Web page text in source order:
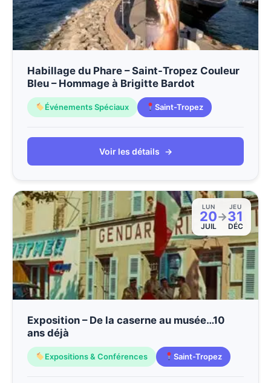
Habillage du Phare – Saint-Tropez Couleur
Bleu – Hommage à Brigitte Bardot
Événements Spéciaux Saint-Tropez
Voir les détails →
LUN
20
JUIL
→
JEU
31
DÉC
Exposition – De la caserne au musée…10
ans déjà
Expositions & Conférences Saint-Tropez